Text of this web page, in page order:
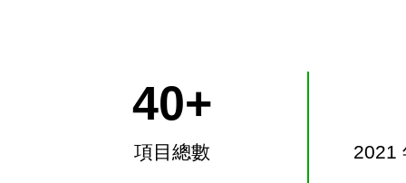
40+
項目總數 2021